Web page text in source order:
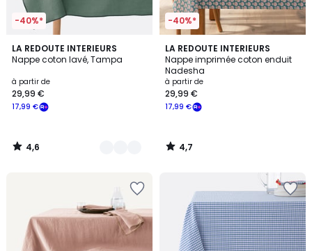
-40%*
LA REDOUTE INTERIEURS
Nappe coton lavé, Tampa
Prix
à
partir
29,99
€
programme
pour
payer
à partir de
17,99 €
29,99 €
4,6
/ 5
5
Couleurs
4,6
/
-40%*
LA REDOUTE INTERIEURS
Nappe imprimée coton enduit
Nadesha
à partir de
17,99 €
29,99 €
4,7
/ 5
4,7
/